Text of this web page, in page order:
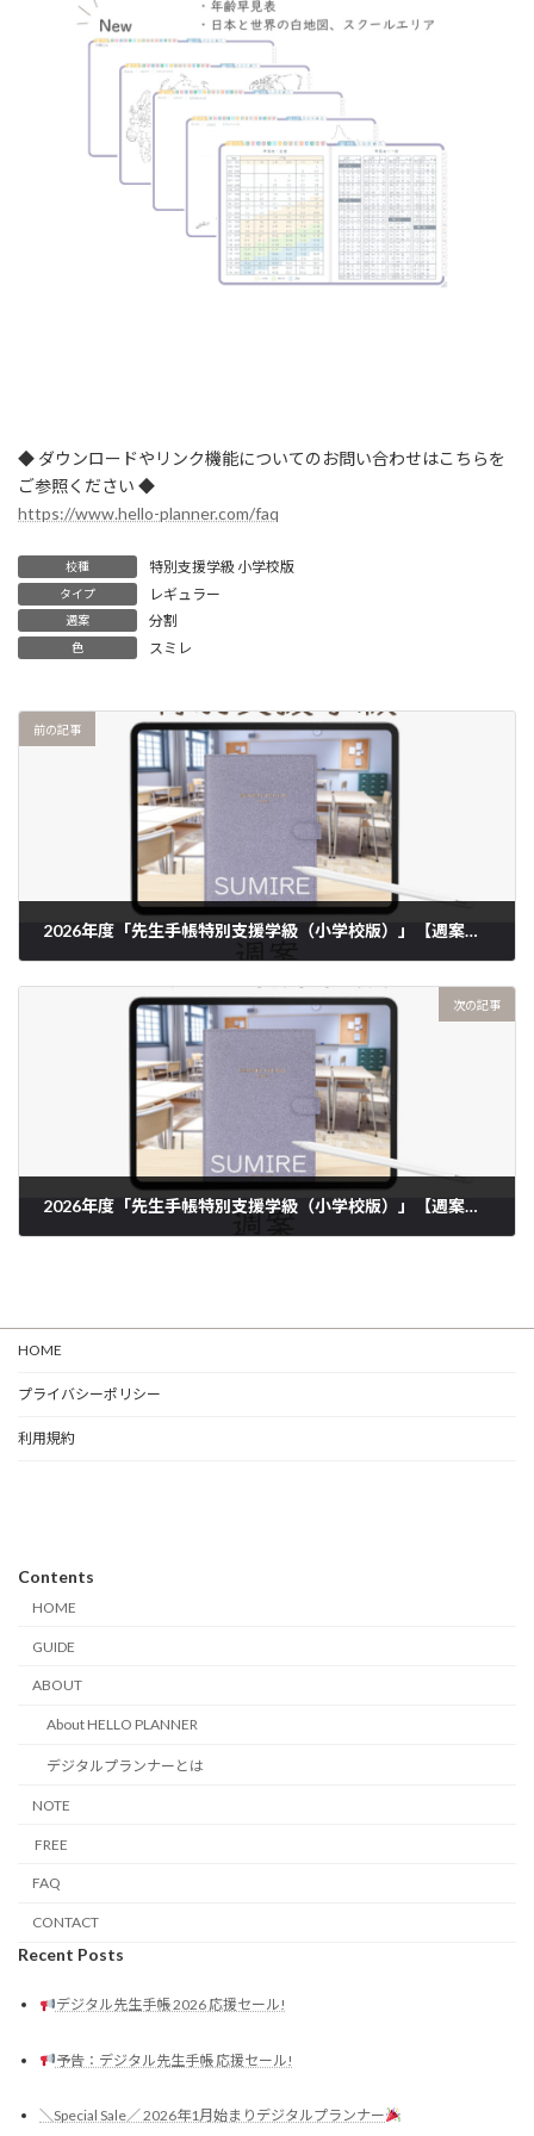
◆ ダウンロードやリンク機能についてのお問い合わせはこちらを
ご参照ください ◆
https://www.hello-planner.com/faq
校種 特別支援学級 小学校版
タイプ レギュラー
週案 分割
色 スミレ
前の記事
2026年度「先生手帳特別支援学級（小学校版）」【週案：貼付け型】【色：スミレ】
次の記事
2026年度「先生手帳特別支援学級（小学校版）」【週案：一体型】【色：スミレ】
HOME
プライバシーポリシー
利用規約
Contents
HOME
GUIDE
ABOUT
About HELLO PLANNER
デジタルプランナーとは
NOTE
FREE
FAQ
CONTACT
Recent Posts
デジタル先生手帳 2026 応援セール!
予告：デジタル先生手帳 応援セール!
＼Special Sale／ 2026年1月始まりデジタルプランナー